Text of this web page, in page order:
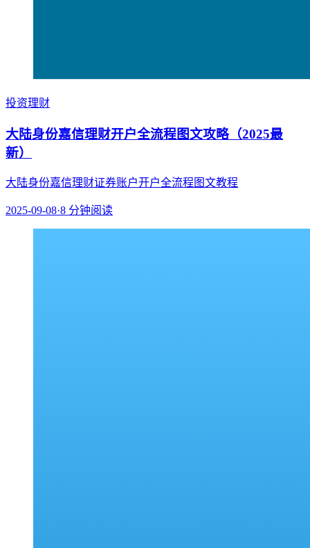
投资理财
大陆身份嘉信理财开户全流程图文攻略（2025最
新）
大陆身份嘉信理财证券账户开户全流程图文教程
2025-09-08·8 分钟阅读